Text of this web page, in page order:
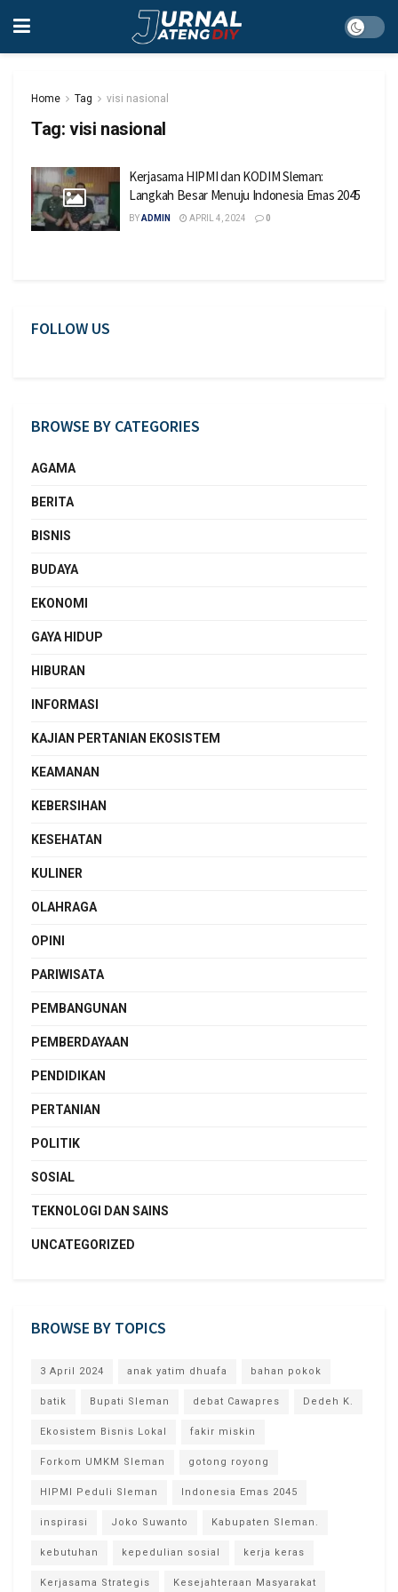
Home Tag visi nasional
Tag: visi nasional
Kerjasama HIPMI dan KODIM Sleman:
Langkah Besar Menuju Indonesia Emas 2045
BYADMIN APRIL 4, 2024 0
FOLLOW US
BROWSE BY CATEGORIES
AGAMA
BERITA
BISNIS
BUDAYA
EKONOMI
GAYA HIDUP
HIBURAN
INFORMASI
KAJIAN PERTANIAN EKOSISTEM
KEAMANAN
KEBERSIHAN
KESEHATAN
KULINER
OLAHRAGA
OPINI
PARIWISATA
PEMBANGUNAN
PEMBERDAYAAN
PENDIDIKAN
PERTANIAN
POLITIK
SOSIAL
TEKNOLOGI DAN SAINS
UNCATEGORIZED
BROWSE BY TOPICS
3 April 2024 anak yatim dhuafa bahan pokok
batik Bupati Sleman debat Cawapres Dedeh K.
Ekosistem Bisnis Lokal fakir miskin
Forkom UMKM Sleman gotong royong
HIPMI Peduli Sleman Indonesia Emas 2045
inspirasi Joko Suwanto Kabupaten Sleman.
kebutuhan kepedulian sosial kerja keras
Kerjasama Strategis Kesejahteraan Masyarakat